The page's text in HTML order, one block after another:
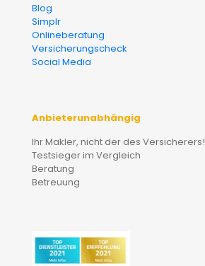
Blog
Simplr
Onlineberatung
Versicherungscheck
Social Media
Anbieterunabhängig
Ihr Makler, nicht der des Versicherers!
Testsieger im Vergleich
Beratung
Betreuung